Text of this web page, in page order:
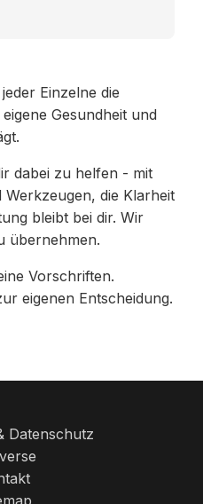
Einzelne die
Gesundheit und
dabei zu helfen - mit
die Klarheit
bleibt bei dir. Wir
übernehmen.
Vorschriften.
eigenen Entscheidung.
Datenschutz